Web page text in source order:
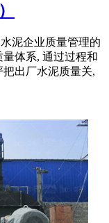
泥企业质量管理的
体系, 通过过程和
出厂水泥质量关,